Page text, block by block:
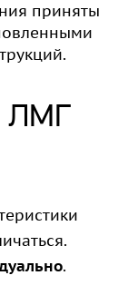
приняты
ЛМГ
.